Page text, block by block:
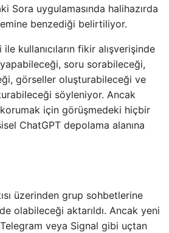
Sora uygulamasında halihazırda
benzediği belirtiliyor.
kullanıcıların fikir alışverişinde
soru sorabileceği,
görseller oluşturabileceği ve
söyleniyor. Ancak
için görüşmedeki hiçbir
ChatGPT depolama alanına
üzerinden grup sohbetlerine
olabileceği aktarıldı. Ancak yeni
veya Signal gibi uçtan